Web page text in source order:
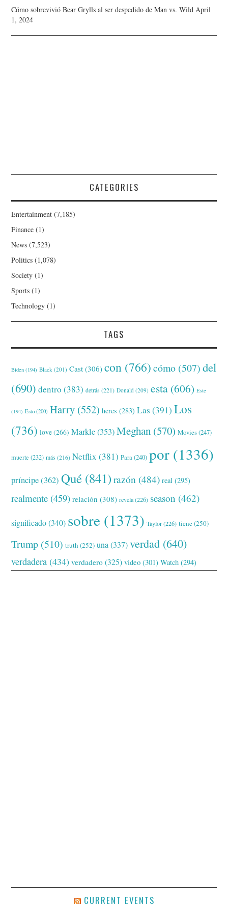
Cómo sobrevivió Bear Grylls al ser despedido de Man vs. Wild April
1, 2024
CATEGORIES
Entertainment (7,185)
Finance (1)
News (7,523)
Politics (1,078)
Society (1)
Sports (1)
Technology (1)
TAGS
Biden (194) Black (201) Cast (306) con (766) cómo (507) del
(690) dentro (383) detrás (221) Donald (209) esta (606) Este
(194) Esto (200) Harry (552) heres (283) Las (391) Los
(736) love(266) Markle(353) Meghan (570) Movies(247)
muerte (232) más (216) Netflix (381) Para(240) por (1336)
príncipe(362) Qué (841) razón (484) real (295)
realmente (459) relación (308) revela(226) season (462)
significado(340) sobre (1373) Taylor(226) tiene(250)
Trump (510) truth (252) una(337) verdad (640)
verdadera (434) verdadero (325) video (301) Watch (294)
CURRENT EVENTS